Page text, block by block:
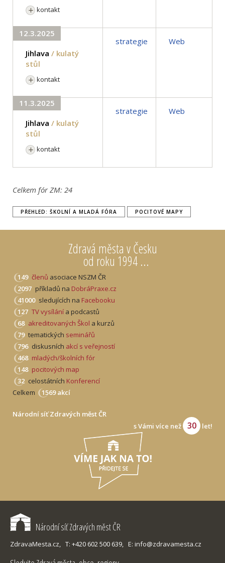
Zdravá města v Česku
od roku 1994 ...
149 členů asociace NSZM ČR
2097 příkladů na DobráPraxe.cz
41000 sledujících na Facebooku
127 TV vysílání a podcastů
68 akreditovaných Škol a kurzů
79 tematických seminářů
796 diskusních akcí s veřejností
468 mladých/školních fór
148 pocitových map
32 celostátních Konferencí
Celkem
1569 akcí
Národní síť Zdravých měst ČR
s Vámi více než
30 let!
kontakt
12.3.2025
Jihlava / kulatý
stůl
kontakt
strategie Web
11.3.2025
Jihlava / kulatý
stůl
kontakt
strategie Web
Celkem fór ZM: 24
PŘEHLED: ŠKOLNÍ A MLADÁ FÓRA POCITOVÉ MAPY
Národní síť Zdravých měst ČR
ZdravaMesta.cz, T: +420 602 500 639, E: info@zdravamesta.cz